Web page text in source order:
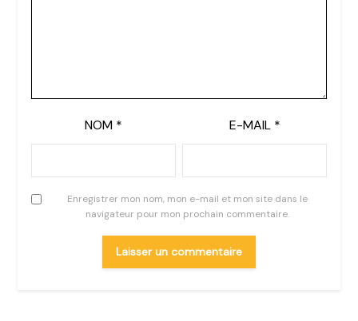
NOM * E-MAIL *
Enregistrer mon nom, mon e-mail et mon site dans le
navigateur pour mon prochain commentaire.